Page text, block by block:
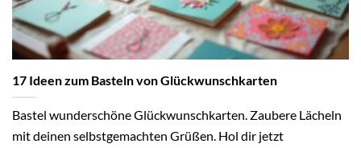
17 Ideen zum Basteln von Glückwunschkarten
Bastel wunderschöne Glückwunschkarten. Zaubere Lächeln
mit deinen selbstgemachten Grüßen. Hol dir jetzt